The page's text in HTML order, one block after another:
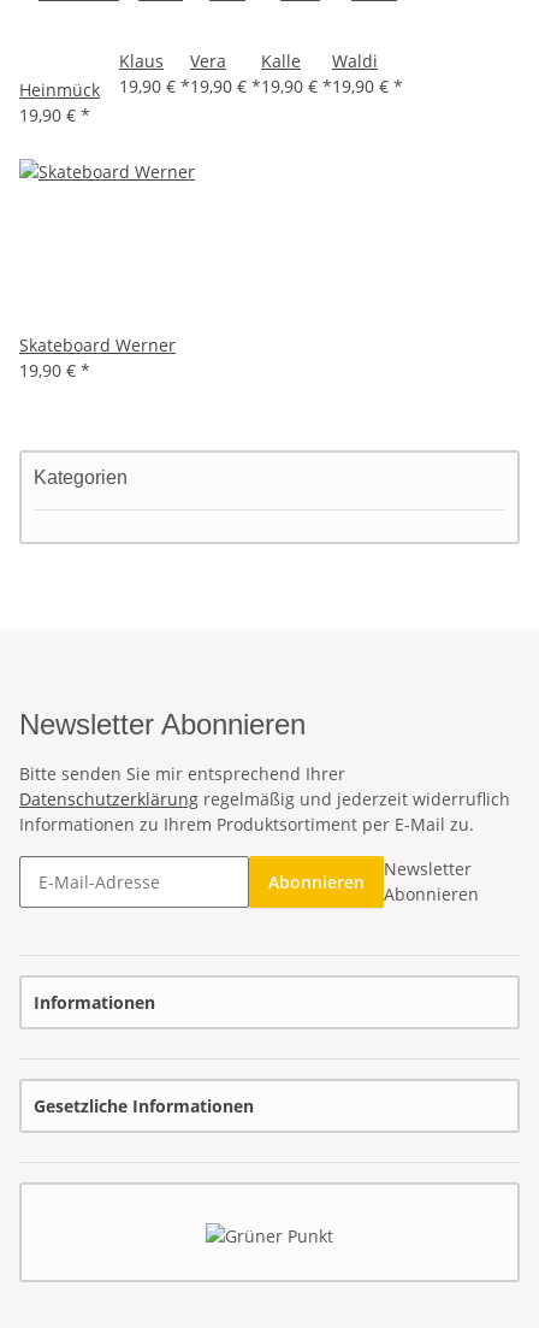
Heinmück
19,90 € *
Klaus
19,90 € *
Vera
19,90 € *
Kalle
19,90 € *
Waldi
19,90 € *
Skateboard Werner
19,90 € *
Kategorien
Newsletter Abonnieren
Bitte senden Sie mir entsprechend Ihrer
Datenschutzerklärung regelmäßig und jederzeit widerruflich
Informationen zu Ihrem Produktsortiment per E-Mail zu.
Abonnieren
Newsletter
Abonnieren
Informationen
Gesetzliche Informationen